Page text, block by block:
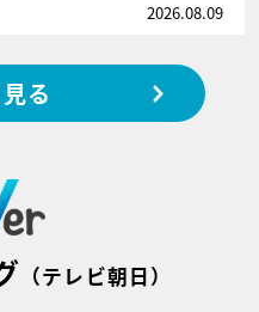
2026.08.09
る
（テレビ朝日）